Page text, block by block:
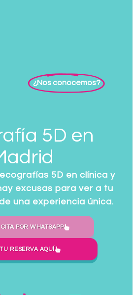
5D en
5D en clínica y
excusas para ver a tu
una experiencia única.
POR WHATSAPP
RESERVA AQUÍ
¿Nos conocemos?